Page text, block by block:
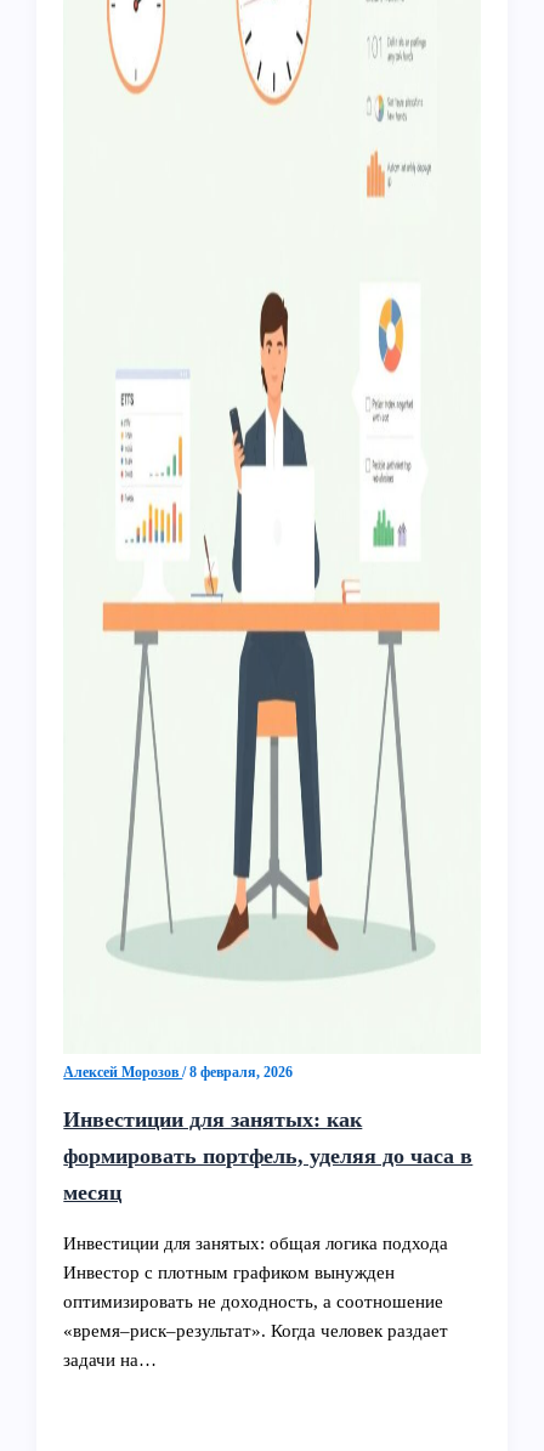
Алексей Морозов/8 февраля, 2026
Инвестиции для занятых: как
формировать портфель, уделяя до часа в
месяц
Инвестиции для занятых: общая логика подхода
Инвестор с плотным графиком вынужден
оптимизировать не доходность, а соотношение
«время–риск–результат». Когда человек раздает
задачи на…